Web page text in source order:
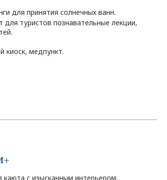
для принятия солнечных ванн.
туристов познавательные лекции,
киоск, медпункт.
каюта с изысканным интерьером,